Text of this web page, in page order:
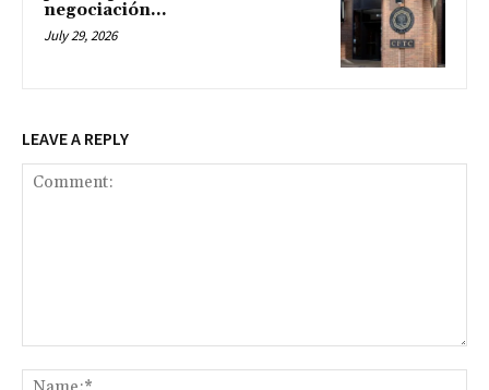
negociación...
July 29, 2026
LEAVE A REPLY